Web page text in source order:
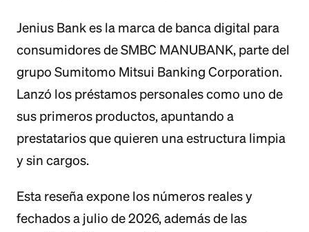
Jenius Bank es la marca de banca digital para
consumidores de SMBC MANUBANK, parte del
grupo Sumitomo Mitsui Banking Corporation.
Lanzó los préstamos personales como uno de
sus primeros productos, apuntando a
prestatarios que quieren una estructura limpia
y sin cargos.
Esta reseña expone los números reales y
fechados a julio de 2026, además de las